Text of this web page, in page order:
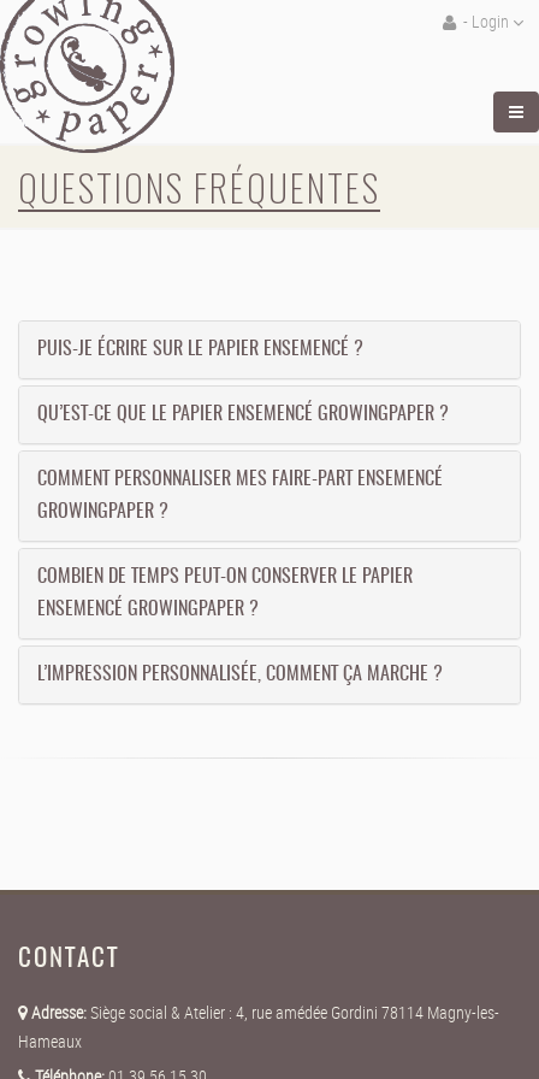
- Login
QUESTIONS FRÉQUENTES
PUIS-JE ÉCRIRE SUR LE PAPIER ENSEMENCÉ ?
QU’EST-CE QUE LE PAPIER ENSEMENCÉ GROWINGPAPER ?
COMMENT PERSONNALISER MES FAIRE-PART ENSEMENCÉ
GROWINGPAPER ?
COMBIEN DE TEMPS PEUT-ON CONSERVER LE PAPIER
ENSEMENCÉ GROWINGPAPER ?
L’IMPRESSION PERSONNALISÉE, COMMENT ÇA MARCHE ?
CONTACT
Adresse:Siège social & Atelier : 4, rue amédée Gordini 78114 Magny-les-
Hameaux